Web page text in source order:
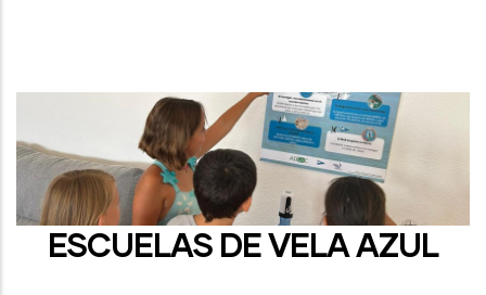
ESCUELAS DE VELA AZUL